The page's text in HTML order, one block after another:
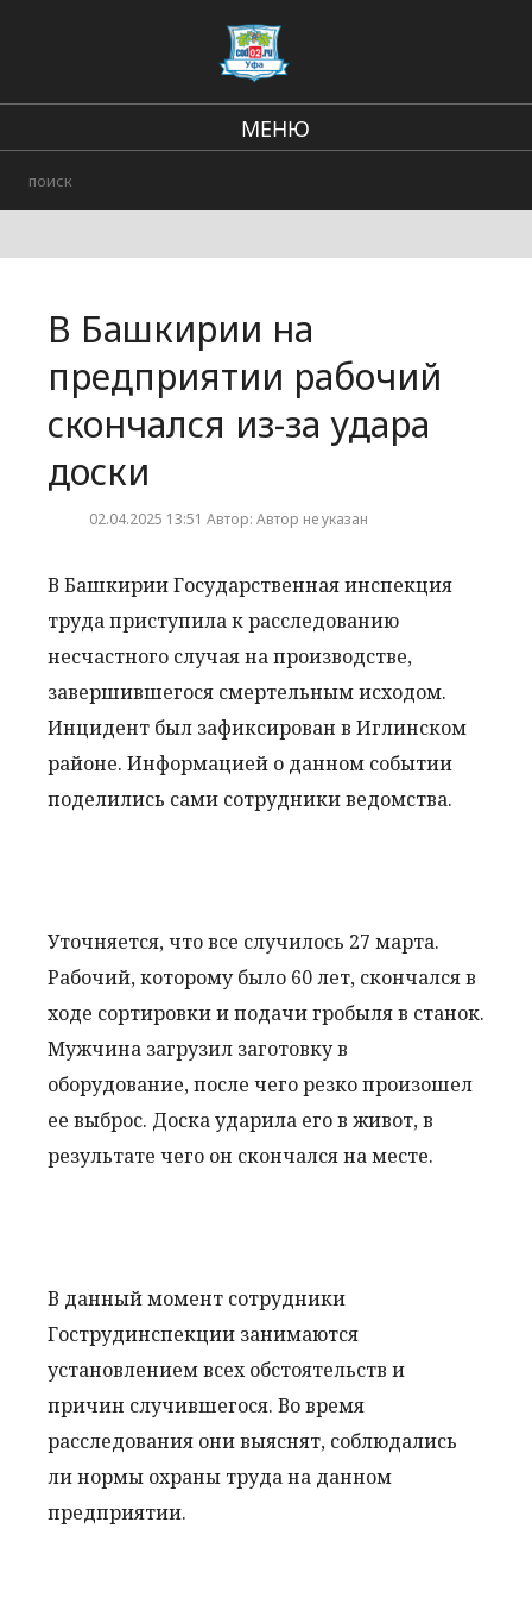
МЕНЮ
Городские события
В Башкирии на
предприятии рабочий
скончался из-за удара
доски
02.04.2025 13:51 Автор: Автор не указан
В Башкирии Государственная инспекция
труда приступила к расследованию
несчастного случая на производстве,
завершившегося смертельным исходом.
Инцидент был зафиксирован в Иглинском
районе. Информацией о данном событии
поделились сами сотрудники ведомства.
Уточняется, что все случилось 27 марта.
Рабочий, которому было 60 лет, скончался в
ходе сортировки и подачи гробыля в станок.
Мужчина загрузил заготовку в
оборудование, после чего резко произошел
ее выброс. Доска ударила его в живот, в
результате чего он скончался на месте.
В данный момент сотрудники
Гострудинспекции занимаются
установлением всех обстоятельств и
причин случившегося. Во время
расследования они выяснят, соблюдались
ли нормы охраны труда на данном
предприятии.